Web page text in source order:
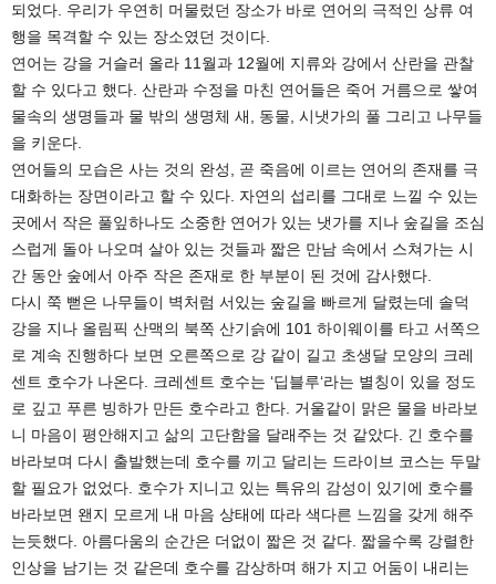
되었다. 우리가 우연히 머물렀던 장소가 바로 연어의 극적인 상류 여
행을 목격할 수 있는 장소였던 것이다.
연어는 강을 거슬러 올라 11월과 12월에 지류와 강에서 산란을 관찰
할 수 있다고 했다. 산란과 수정을 마친 연어들은 죽어 거름으로 쌓여
물속의 생명들과 물 밖의 생명체 새, 동물, 시냇가의 풀 그리고 나무들
을 키운다.
연어들의 모습은 사는 것의 완성, 곧 죽음에 이르는 연어의 존재를 극
대화하는 장면이라고 할 수 있다. 자연의 섭리를 그대로 느낄 수 있는
곳에서 작은 풀잎하나도 소중한 연어가 있는 냇가를 지나 숲길을 조심
스럽게 돌아 나오며 살아 있는 것들과 짧은 만남 속에서 스쳐가는 시
간 동안 숲에서 아주 작은 존재로 한 부분이 된 것에 감사했다.
다시 쭉 뻗은 나무들이 벽처럼 서있는 숲길을 빠르게 달렸는데 솔덕
강을 지나 올림픽 산맥의 북쪽 산기슭에 101 하이웨이를 타고 서쪽으
로 계속 진행하다 보면 오른쪽으로 강 같이 길고 초생달 모양의 크레
센트 호수가 나온다. 크레센트 호수는 ‘딥블루‘라는 별칭이 있을 정도
로 깊고 푸른 빙하가 만든 호수라고 한다. 거울같이 맑은 물을 바라보
니 마음이 평안해지고 삶의 고단함을 달래주는 것 같았다. 긴 호수를
바라보며 다시 출발했는데 호수를 끼고 달리는 드라이브 코스는 두말
할 필요가 없었다. 호수가 지니고 있는 특유의 감성이 있기에 호수를
바라보면 왠지 모르게 내 마음 상태에 따라 색다른 느낌을 갖게 해주
는듯했다. 아름다움의 순간은 더없이 짧은 것 같다. 짧을수록 강렬한
인상을 남기는 것 같은데 호수를 감상하며 해가 지고 어둠이 내리는